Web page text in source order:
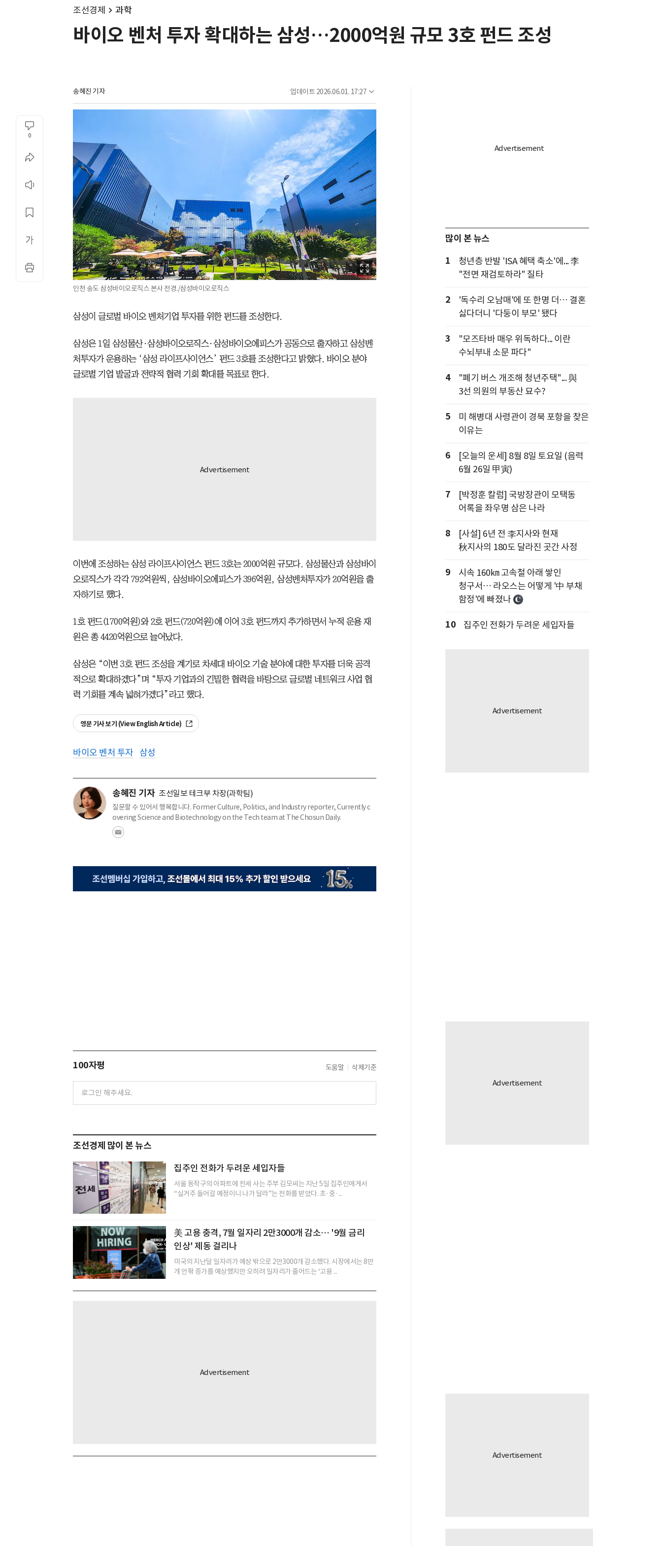
조선경제 과학
바이오 벤처 투자 확대하는 삼성…2000억원 규모 3호 펀드 조성
송혜진 기자 업데이트 2026.06.01. 17:27
0
인천 송도 삼성바이오로직스 본사 전경./삼성바이오로직스
삼성이 글로벌 바이오 벤처기업 투자를 위한 펀드를 조성한다.
삼성은 1일 삼성물산·삼성바이오로직스·삼성바이오에피스가 공동으로 출자하고 삼성벤
처투자가 운용하는 ‘삼성 라이프사이언스’ 펀드 3호를 조성한다고 밝혔다. 바이오 분야
글로벌 기업 발굴과 전략적 협력 기회 확대를 목표로 한다.
이번에 조성하는 삼성 라이프사이언스 펀드 3호는 2000억원 규모다. 삼성물산과 삼성바이
오로직스가 각각 792억원씩, 삼성바이오에피스가 396억원, 삼성벤처투자가 20억원을 출
자하기로 했다.
1호 펀드(1700억원)와 2호 펀드(720억원)에 이어 3호 펀드까지 추가하면서 누적 운용 재
원은 총 4420억원으로 늘어났다.
삼성은 “이번 3호 펀드 조성을 계기로 차세대 바이오 기술 분야에 대한 투자를 더욱 공격
적으로 확대하겠다”며 “투자 기업과의 긴밀한 협력을 바탕으로 글로벌 네트워크 사업 협
력 기회를 계속 넓혀가겠다”라고 했다.
영문 기사 보기 (View English Article)
바이오 벤처 투자 삼성
송혜진 기자 조선일보 테크부 차장(과학팀)
질문할 수 있어서 행복합니다. Former Culture, Politics, and Industry reporter, Currently c
overing Science and Biotechnology on the Tech team at The Chosun Daily.
100자평 도움말 삭제기준
조선경제 많이 본 뉴스
집주인 전화가 두려운 세입자들
서울 동작구의 아파트에 전세 사는 주부 김모씨는 지난 5일 집주인에게서
“실거주 들어갈 예정이니 나가 달라”는 전화를 받았다. 초·중·...
美 고용 충격, 7월 일자리 2만3000개 감소… '9월 금리
인상' 제동 걸리나
미국의 지난달 일자리가 예상 밖으로 2만3000개 감소했다. 시장에서는 8만
개 안팎 증가를 예상했지만 오히려 일자리가 줄어드는 ‘고용 ...
많이 본 뉴스
1
청년층 반발 'ISA 혜택 축소'에... 李
"전면 재검토하라" 질타
2
'독수리 오남매'에 또 한명 더… 결혼
싫다더니 '다둥이 부모' 됐다
3
"모즈타바 매우 위독하다... 이란
수뇌부내 소문 파다"
4
"폐기 버스 개조해 청년주택"... 與
3선 의원의 부동산 묘수?
5
미 해병대 사령관이 경북 포항을 찾은
이유는
6
[오늘의 운세] 8월 8일 토요일 (음력
6월 26일 甲寅)
7
[박정훈 칼럼] 국방장관이 모택동
어록을 좌우명 삼은 나라
8
[사설] 6년 전 李지사와 현재
秋지사의 180도 달라진 곳간 사정
9
시속 160㎞ 고속철 아래 쌓인
청구서… 라오스는 어떻게 '中 부채
함정'에 빠졌나
10 집주인 전화가 두려운 세입자들